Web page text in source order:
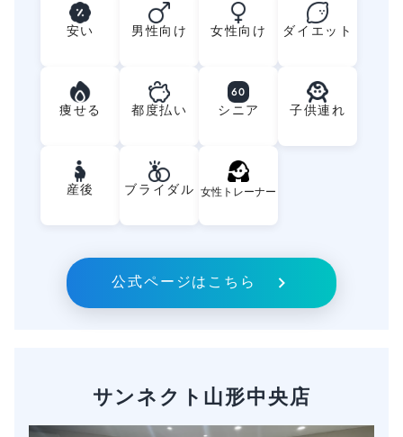
安い 男性向け 女性向け ダイエット
痩せる 都度払い
60
シニア
子供連れ
産後 ブライダル 女性トレーナー
公式ページはこちら
サンネクト山形中央店